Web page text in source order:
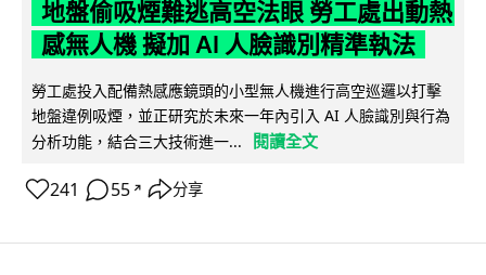
地盤偷吸煙難逃高空法眼 勞工處出動熱
感無人機 擬加 AI 人臉識別精準執法
勞工處投入配備熱感應鏡頭的小型無人機進行高空巡邏以打擊
地盤違例吸煙，並正研究於未來一年內引入 AI 人臉識別與行為
分析功能，結合三大技術進一...
閱讀全文
241 55 ↗ 分享